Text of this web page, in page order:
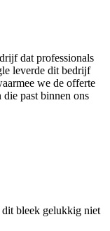
dat professionals
leverde dit bedrijf
we de offerte
die past binnen ons
dit bleek gelukkig niet